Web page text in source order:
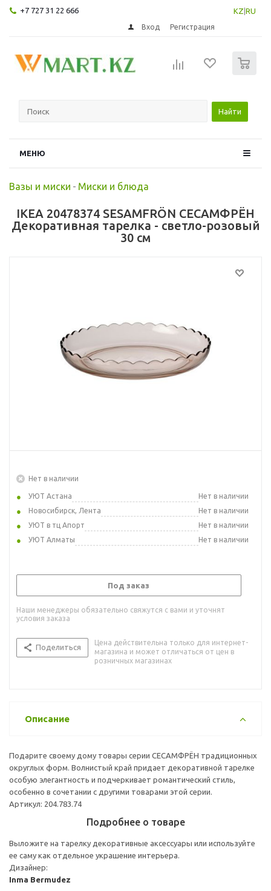
+7 727 31 22 666 KZ RU
Вход Регистрация
Найти
МЕНЮ
Вазы и миски - Миски и блюда
IKEA 20478374 SESAMFRÖN СЕСАМФРЁН
Декоративная тарелка - светло-розовый
30 см
Нет в наличии
УЮТ Астана
Нет в наличии
Новосибирск, Лента
Нет в наличии
УЮТ в тц Апорт
Нет в наличии
УЮТ Алматы
Нет в наличии
Под заказ
Наши менеджеры обязательно свяжутся с вами и уточнят
условия заказа
Поделиться
Цена действительна только для интернет-
магазина и может отличаться от цен в
розничных магазинах
Описание
Подарите своему дому товары серии СЕСАМФРЁН традиционных
округлых форм. Волнистый край придает декоративной тарелке
особую элегантность и подчеркивает романтический стиль,
особенно в сочетании с другими товарами этой серии.
Артикул: 204.783.74
Подробнее о товаре
Выложите на тарелку декоративные аксессуары или используйте
ее саму как отдельное украшение интерьера.
Дизайнер:
Inma Bermudez